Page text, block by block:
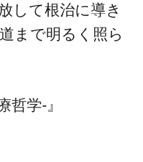
して根治に導き
まで明るく照ら
哲学-』